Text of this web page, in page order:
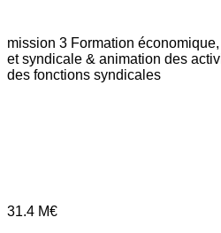
mission 3 Formation
et syndicale & animation des
des fonctions syndicales
31.4 M€